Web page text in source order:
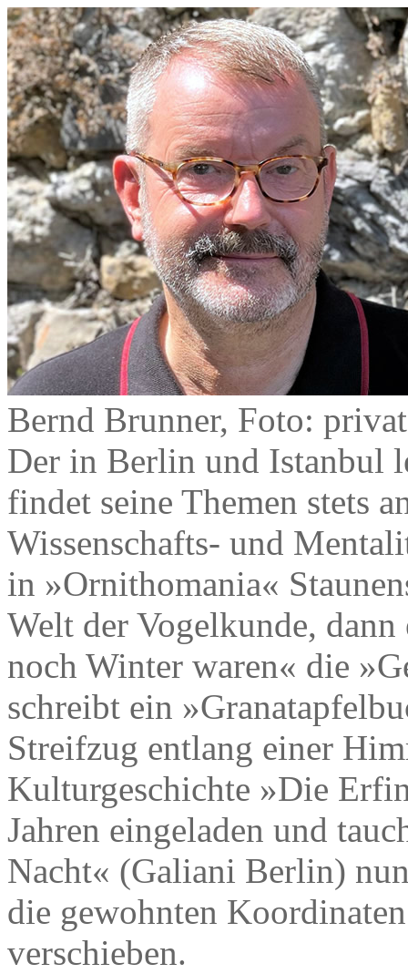
Bernd Brunner, Foto: privat
Der in Berlin und Istanbul
findet seine Themen stets
Wissenschafts- und
in »Ornithomania«
Welt der Vogelkunde,
noch Winter waren« die
schreibt ein
Streifzug entlang einer
Kulturgeschichte »Die
Jahren eingeladen und
Nacht« (Galiani Berlin)
die gewohnten
verschieben.